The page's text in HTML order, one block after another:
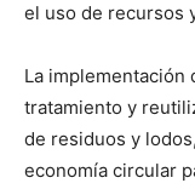
el uso de recursos
La implementación
tratamiento y
de residuos y
economía circular